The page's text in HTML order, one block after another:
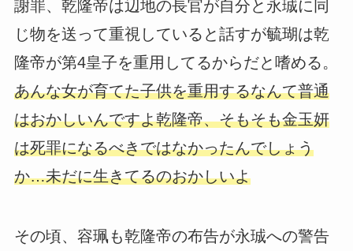
謝罪、乾隆帝は辺地の長官が自分と永珹に同
じ物を送って重視していると話すが毓瑚は乾
隆帝が第4皇子を重用してるからだと嗜める。
あんな女が育てた子供を重用するなんて普通
はおかしいんですよ乾隆帝、そもそも金玉妍
は死罪になるべきではなかったんでしょう
か…未だに生きてるのおかしいよ
その頃、容珮も乾隆帝の布告が永珹への警告